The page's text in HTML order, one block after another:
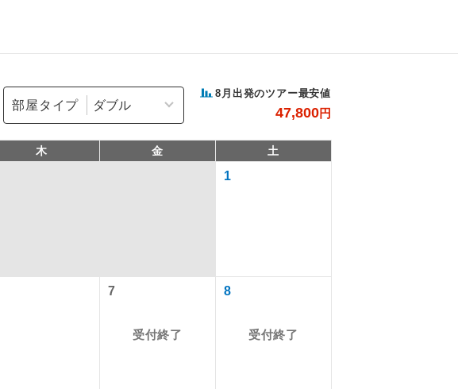
部屋タイプ
8 月出発のツアー最安値
47,800円
木 金 土
1
7
受付終了
8
受付終了